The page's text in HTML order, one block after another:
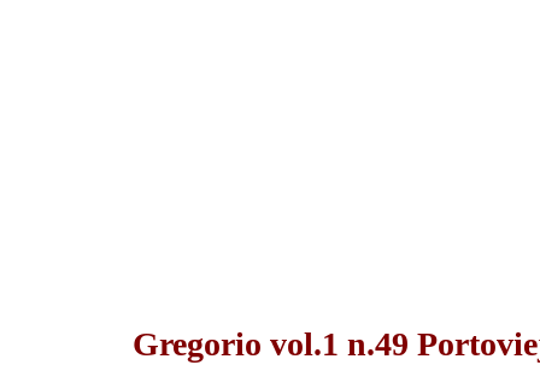
Gregorio vol.1 n.49